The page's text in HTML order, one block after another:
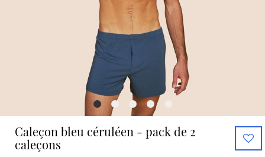
Caleçon bleu céruléen - pack de 2
caleçons